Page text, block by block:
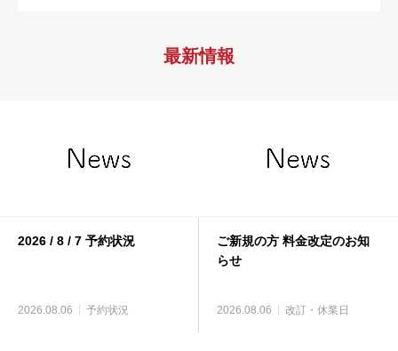
最新情報
2026 / 8 / 7 予約状況
2026.08.06 予約状況
ご新規の方 料金改定のお知
らせ
2026.08.06 改訂・休業日